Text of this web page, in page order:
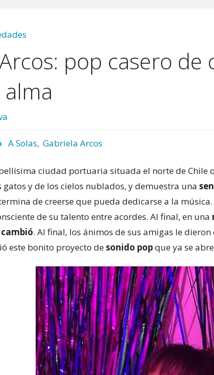
pop casero
A Solas, Gabriela Arcos
ciudad portuaria situada el norte de Chile
gatos y de los cielos nublados, y demuestra una
de creerse que pueda dedicarse a la
de su talento entre acordes. Al final, en una
. Al final, los ánimos de sus amigas le dieron
este bonito proyecto desonido popque ya se